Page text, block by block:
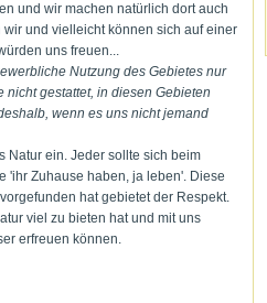
und wir machen natürlich dort auch
und vielleicht können sich auf einer
uns freuen...
Nutzung des Gebietes nur
gestattet, in diesen Gebieten
wenn es uns nicht jemand
Natur ein. Jeder sollte sich beim
'ihr Zuhause haben, ja leben'. Diese
hat gebietet der Respekt.
viel zu bieten hat und mit uns
erfreuen können.